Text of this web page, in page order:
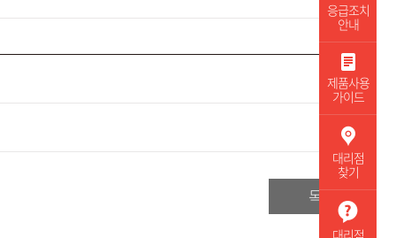
응급조치
안내
제품사용
가이드
대리점
찾기
대리점
목록